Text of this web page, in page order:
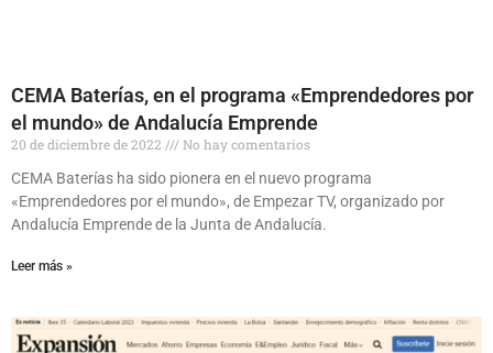
CEMA Baterías, en el programa «Emprendedores por
el mundo» de Andalucía Emprende
20 de diciembre de 2022
No hay comentarios
CEMA Baterías ha sido pionera en el nuevo programa
«Emprendedores por el mundo», de Empezar TV, organizado por
Andalucía Emprende de la Junta de Andalucía.
Leer más »